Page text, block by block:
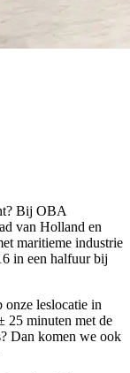
Bij OBA
van Holland en
maritieme industrie
in een halfuur bij
onze leslocatie in
25 minuten met de
Dan komen we ook